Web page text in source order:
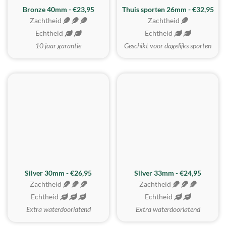
Bronze 40mm - €23,95
Zachtheid
Echtheid
10 jaar garantie
Thuis sporten 26mm - €32,95
Zachtheid
Echtheid
Geschikt voor dagelijks sporten
Silver 30mm - €26,95
Zachtheid
Echtheid
Extra waterdoorlatend
Silver 33mm - €24,95
Zachtheid
Echtheid
Extra waterdoorlatend